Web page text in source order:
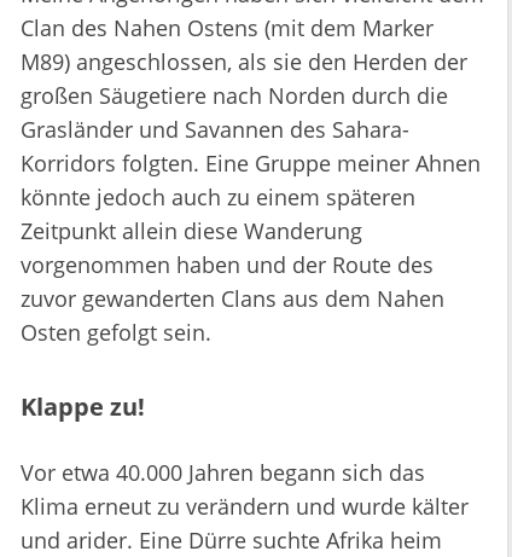
Clan des Nahen Ostens (mit dem Marker
M89) angeschlossen, als sie den Herden der
großen Säugetiere nach Norden durch die
Grasländer und Savannen des Sahara-
Korridors folgten. Eine Gruppe meiner Ahnen
könnte jedoch auch zu einem späteren
Zeitpunkt allein diese Wanderung
vorgenommen haben und der Route des
zuvor gewanderten Clans aus dem Nahen
Osten gefolgt sein.
Klappe zu!
Vor etwa 40.000 Jahren begann sich das
Klima erneut zu verändern und wurde kälter
und arider. Eine Dürre suchte Afrika heim